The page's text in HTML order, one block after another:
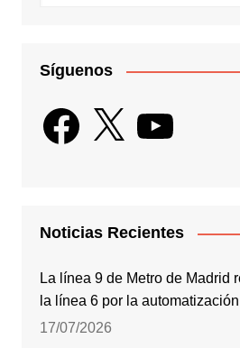
Síguenos
Facebook
X YouTube
Noticias Recientes
La línea 9 de Metro de Madrid
la línea 6 por la automatización
17/07/2026